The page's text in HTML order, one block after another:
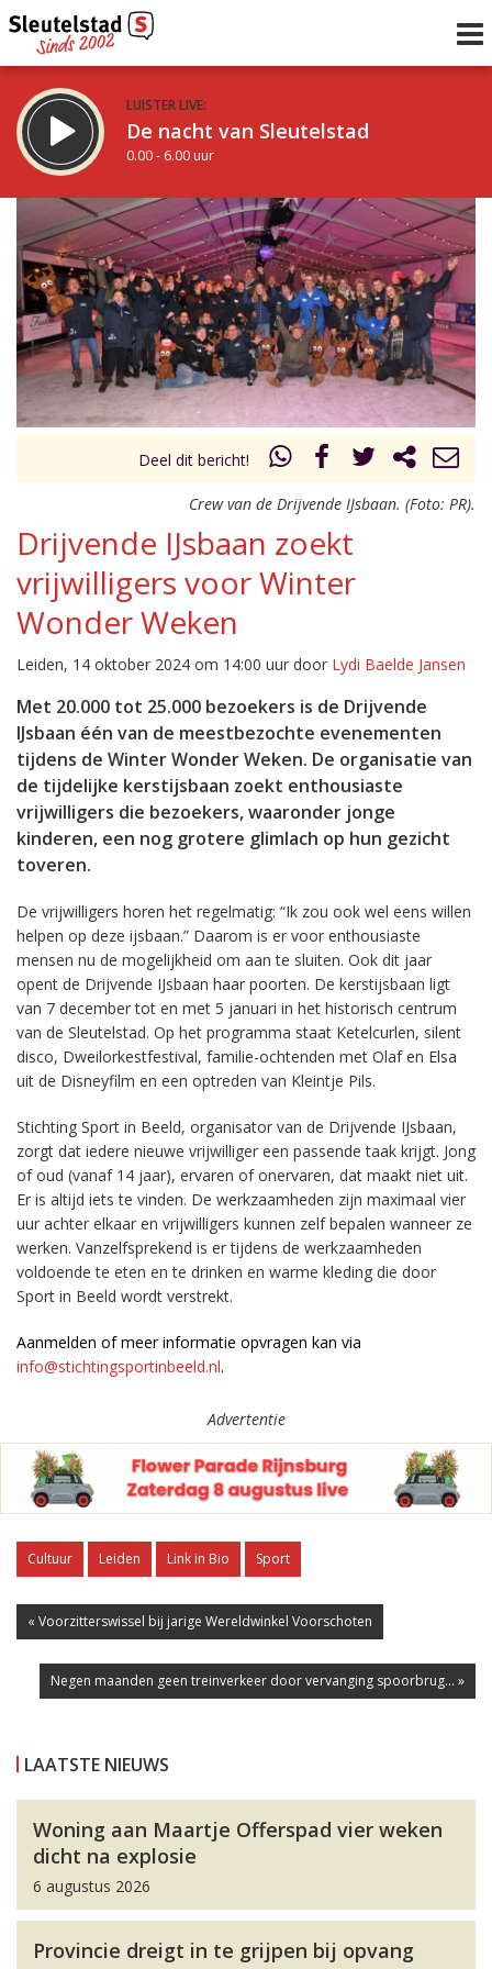
LUISTER LIVE:
De nacht van Sleutelstad
0.00 - 6.00 uur
STRAKS:
De ochtend van Sleutelstad
6.00 - 12.00 uur
Vorig uur
uur 1 van 0 Volgend uur
Inklappen
Deel dit bericht!
Crew van de Drijvende IJsbaan. (Foto: PR).
Drijvende IJsbaan zoekt
vrijwilligers voor Winter
Wonder Weken
Leiden, 14 oktober 2024 om 14:00 uur door Lydi Baelde Jansen
Met 20.000 tot 25.000 bezoekers is de Drijvende
IJsbaan één van de meestbezochte evenementen
tijdens de Winter Wonder Weken. De organisatie van
de tijdelijke kerstijsbaan zoekt enthousiaste
vrijwilligers die bezoekers, waaronder jonge
kinderen, een nog grotere glimlach op hun gezicht
toveren.
De vrijwilligers horen het regelmatig: “Ik zou ook wel eens willen
helpen op deze ijsbaan.” Daarom is er voor enthousiaste
mensen nu de mogelijkheid om aan te sluiten. Ook dit jaar
opent de Drijvende IJsbaan haar poorten. De kerstijsbaan ligt
van 7 december tot en met 5 januari in het historisch centrum
van de Sleutelstad. Op het programma staat Ketelcurlen, silent
disco, Dweilorkestfestival, familie-ochtenden met Olaf en Elsa
uit de Disneyfilm en een optreden van Kleintje Pils.
Stichting Sport in Beeld, organisator van de Drijvende IJsbaan,
zorgt dat iedere nieuwe vrijwilliger een passende taak krijgt. Jong
of oud (vanaf 14 jaar), ervaren of onervaren, dat maakt niet uit.
Er is altijd iets te vinden. De werkzaamheden zijn maximaal vier
uur achter elkaar en vrijwilligers kunnen zelf bepalen wanneer ze
werken. Vanzelfsprekend is er tijdens de werkzaamheden
voldoende te eten en te drinken en warme kleding die door
Sport in Beeld wordt verstrekt.
Aanmelden of meer informatie opvragen kan via
info@stichtingsportinbeeld.nl.
Advertentie
Cultuur Leiden Link in Bio Sport
« Voorzitterswissel bij jarige Wereldwinkel Voorschoten
Negen maanden geen treinverkeer door vervanging spoorbrug... »
LAATSTE NIEUWS
Woning aan Maartje Offerspad vier weken
dicht na explosie
6 augustus 2026
Provincie dreigt in te grijpen bij opvang